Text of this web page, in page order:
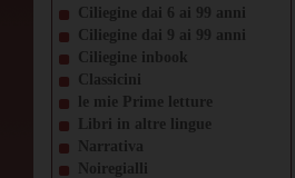
Ciliegine dai 6 ai 99 anni
Ciliegine dai 9 ai 99 anni
Ciliegine inbook
Classicini
le mie Prime letture
Libri in altre lingue
Narrativa
Noiregialli